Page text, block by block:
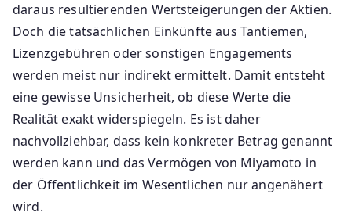
daraus resultierenden Wertsteigerungen der Aktien.
Doch die tatsächlichen Einkünfte aus Tantiemen,
Lizenzgebühren oder sonstigen Engagements
werden meist nur indirekt ermittelt. Damit entsteht
eine gewisse Unsicherheit, ob diese Werte die
Realität exakt widerspiegeln. Es ist daher
nachvollziehbar, dass kein konkreter Betrag genannt
werden kann und das Vermögen von Miyamoto in
der Öffentlichkeit im Wesentlichen nur angenähert
wird.